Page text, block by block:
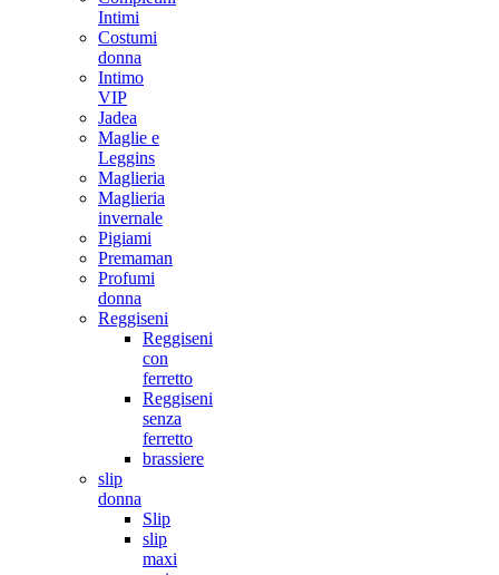
Intimi
Costumi
donna
Intimo
VIP
Jadea
Maglie e
Leggins
Maglieria
Maglieria
invernale
Pigiami
Premaman
Profumi
donna
Reggiseni
Reggiseni
con
ferretto
Reggiseni
senza
ferretto
brassiere
slip
donna
Slip
slip
maxi